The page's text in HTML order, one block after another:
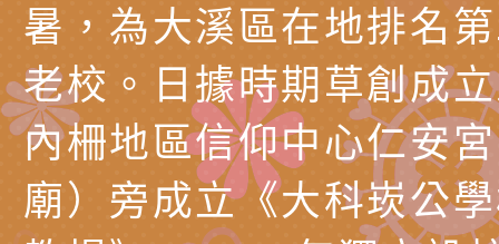
門工作坊 （中部場
「桃園市115年度兒
情緒管理訓練-獨輪
施計畫」
有關國立羅東高級中
「生命教育議題深化
議題論壇與生命塔羅
檢送LED跑馬燈文字
託播影片
有關教育部特殊教育
團學前及國中小身障
有關國立臺中教育大
暑，為大溪區在地排名
老校。日據時期草創成
內柵地區信仰中心仁安
廟）旁成立《大科崁公